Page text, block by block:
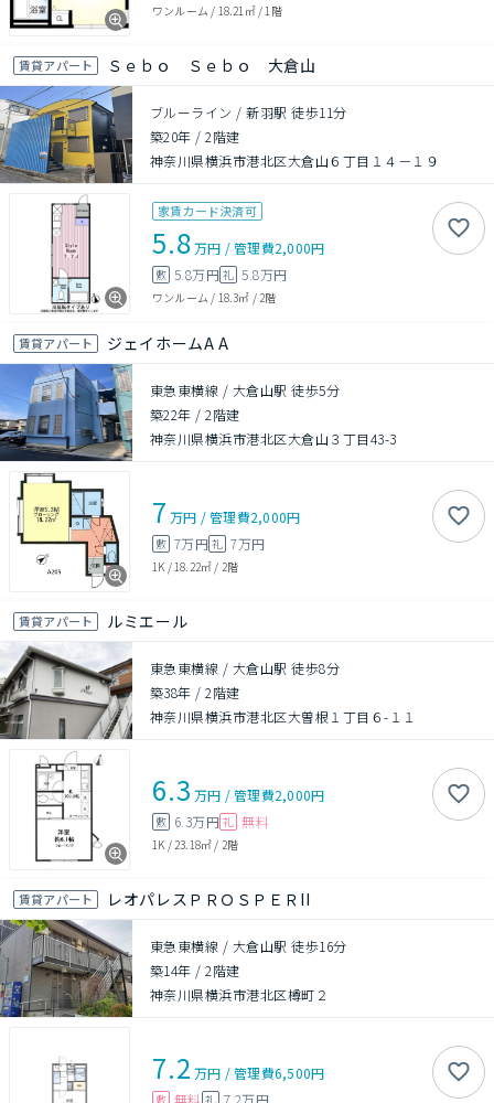
ワンルーム / 18.21㎡/ 1階
賃貸アパート Ｓｅｂｏ Ｓｅｂｏ 大倉山
ブルーライン / 新羽駅 徒歩11分
築20年 /2階建
神奈川県横浜市港北区大倉山６丁目１４－１９
家賃カード決済可
5.8万円 /管理費2,000円
敷 5.8万円礼 5.8万円
ワンルーム / 18.3㎡ /2階
賃貸アパート ジェイホームA A
東急東横線 / 大倉山駅 徒歩5分
築22年 /2階建
神奈川県横浜市港北区大倉山３丁目43-3
7 万円 /管理費2,000円
敷 7万円礼 7万円
1K / 18.22㎡ / 2階
賃貸アパート ルミエール
東急東横線 / 大倉山駅 徒歩8分
築38年 /2階建
神奈川県横浜市港北区大曽根１丁目６-１１
6.3 万円 /管理費2,000円
敷 6.3万円 礼 無料
1K / 23.18㎡ / 2階
賃貸アパート レオパレスＰＲＯＳＰＥＲII
東急東横線 / 大倉山駅 徒歩16分
築14年 /2階建
神奈川県横浜市港北区樽町２
7.2 万円 /管理費6,500円
敷 無料 礼 7.2万円